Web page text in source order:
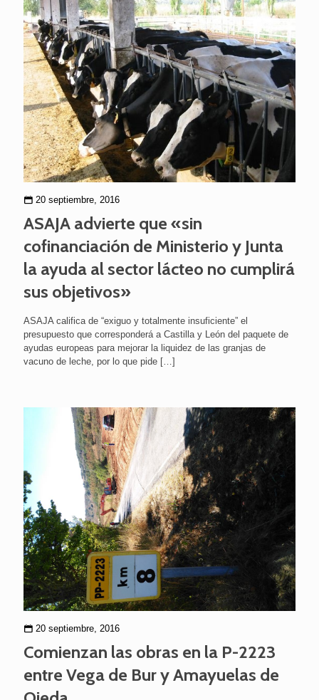
20 septiembre, 2016
ASAJA advierte que «sin
cofinanciación de Ministerio y Junta
la ayuda al sector lácteo no cumplirá
sus objetivos»
ASAJA califica de “exiguo y totalmente insuficiente” el
presupuesto que corresponderá a Castilla y León del paquete de
ayudas europeas para mejorar la liquidez de las granjas de
vacuno de leche, por lo que pide […]
20 septiembre, 2016
Comienzan las obras en la P-2223
entre Vega de Bur y Amayuelas de